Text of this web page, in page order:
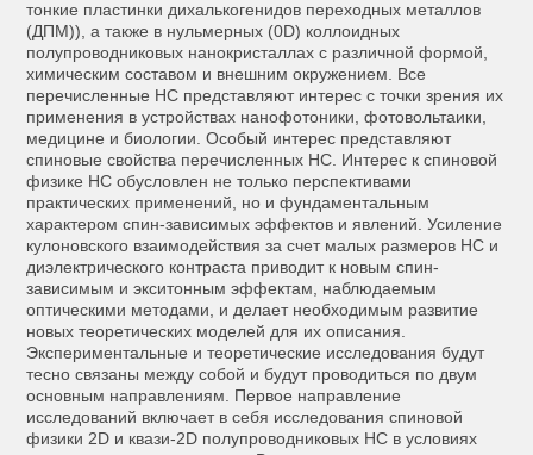
тонкие пластинки дихалькогенидов переходных металлов
(ДПМ)), а также в нульмерных (0D) коллоидных
полупроводниковых нанокристаллах с различной формой,
химическим составом и внешним окружением. Все
перечисленные НС представляют интерес с точки зрения их
применения в устройствах нанофотоники, фотовольтаики,
медицине и биологии. Особый интерес представляют
спиновые свойства перечисленных НС. Интерес к спиновой
физике НС обусловлен не только перспективами
практических применений, но и фундаментальным
характером спин-зависимых эффектов и явлений. Усиление
кулоновского взаимодействия за счет малых размеров НС и
диэлектрического контраста приводит к новым спин-
зависимым и экситонным эффектам, наблюдаемым
оптическими методами, и делает необходимым развитие
новых теоретических моделей для их описания.
Экспериментальные и теоретические исследования будут
тесно связаны между собой и будут проводиться по двум
основным направлениям. Первое направление
исследований включает в себя исследования спиновой
физики 2D и квази-2D полупроводниковых НС в условиях